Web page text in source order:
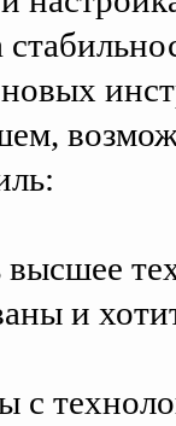
высшее
и
с